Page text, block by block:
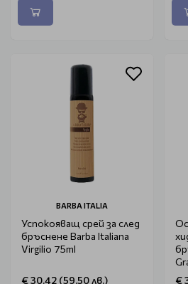
BARBA ITALIA
Успокояващ срей за след
бръснене Barba Italiana
Virgilio 75ml
€ 30.42 (59.50 лв.)
€